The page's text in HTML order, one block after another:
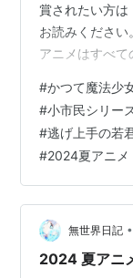
賞されたい方は
お読みくださ
アニメはすべて
クオリティが高
り返ってみたい
ストをいくつか
事でピックアッ
「一定の水準
ているため，
#かつて魔法少
#小市民シリー
#逃げ上手の若
#2024夏アニメ
無世界日記 •
2024 夏アニ